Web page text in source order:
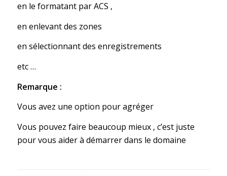
en le formatant par ACS ,
en enlevant des zones
en sélectionnant des enregistrements
etc …
Remarque :
Vous avez une option pour agréger
Vous pouvez faire beaucoup mieux , c’est juste
pour vous aider à démarrer dans le domaine